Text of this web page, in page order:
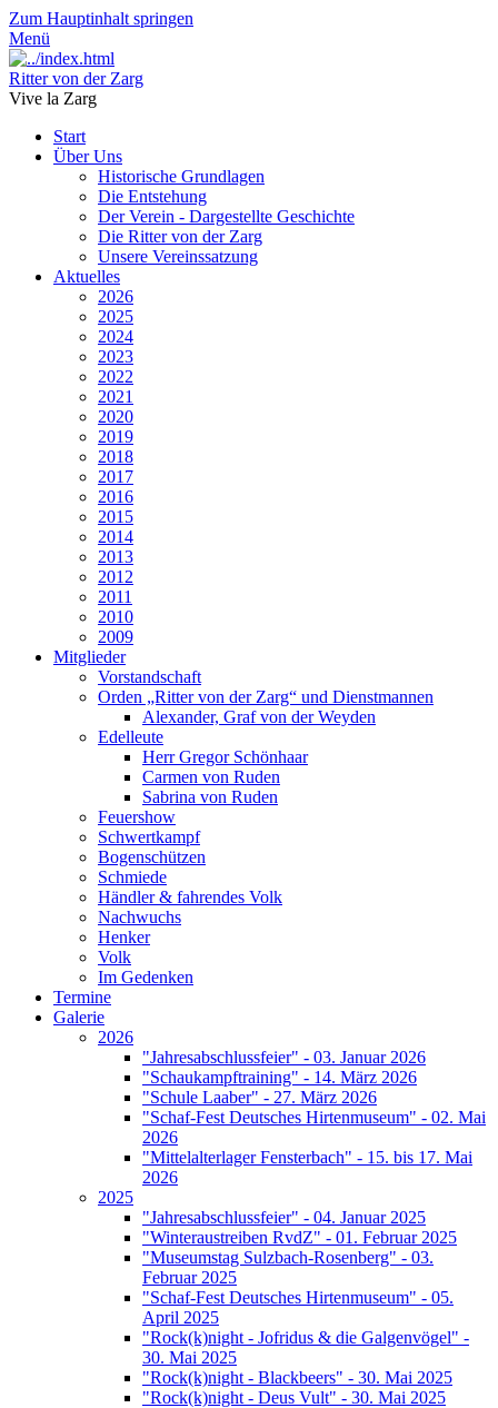
Zum Hauptinhalt springen
Menü
Ritter von der Zarg
Vive la Zarg
Start
Über Uns
Historische Grundlagen
Die Entstehung
Der Verein - Dargestellte Geschichte
Die Ritter von der Zarg
Unsere Vereinssatzung
Aktuelles
2026
2025
2024
2023
2022
2021
2020
2019
2018
2017
2016
2015
2014
2013
2012
2011
2010
2009
Mitglieder
Vorstandschaft
Orden „Ritter von der Zarg“ und Dienstmannen
Alexander, Graf von der Weyden
Edelleute
Herr Gregor Schönhaar
Carmen von Ruden
Sabrina von Ruden
Feuershow
Schwertkampf
Bogenschützen
Schmiede
Händler & fahrendes Volk
Nachwuchs
Henker
Volk
Im Gedenken
Termine
Galerie
2026
"Jahresabschlussfeier" - 03. Januar 2026
"Schaukampftraining" - 14. März 2026
"Schule Laaber" - 27. März 2026
"Schaf-Fest Deutsches Hirtenmuseum" - 02. Mai
2026
"Mittelalterlager Fensterbach" - 15. bis 17. Mai
2026
2025
"Jahresabschlussfeier" - 04. Januar 2025
"Winteraustreiben RvdZ" - 01. Februar 2025
"Museumstag Sulzbach-Rosenberg" - 03.
Februar 2025
"Schaf-Fest Deutsches Hirtenmuseum" - 05.
April 2025
"Rock(k)night - Jofridus & die Galgenvögel" -
30. Mai 2025
"Rock(k)night - Blackbeers" - 30. Mai 2025
"Rock(k)night - Deus Vult" - 30. Mai 2025